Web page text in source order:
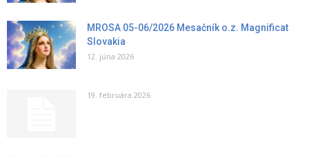
MROSA 05-06/2026 Mesačník o.z. Magnificat
Slovakia
12. júna 2026
19. februára 2026